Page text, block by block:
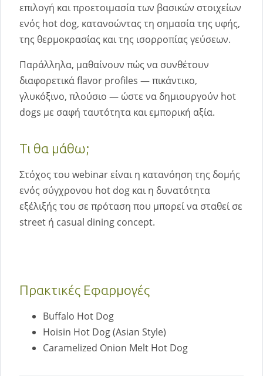
επιλογή και προετοιμασία των βασικών στοιχείων
ενός hot dog, κατανοώντας τη σημασία της υφής,
της θερμοκρασίας και της ισορροπίας γεύσεων.
Παράλληλα, μαθαίνουν πώς να συνθέτουν
διαφορετικά flavor profiles — πικάντικο,
γλυκόξινο, πλούσιο — ώστε να δημιουργούν hot
dogs με σαφή ταυτότητα και εμπορική αξία.
Τι θα μάθω;
Στόχος του webinar είναι η κατανόηση της δομής
ενός σύγχρονου hot dog και η δυνατότητα
εξέλιξής του σε πρόταση που μπορεί να σταθεί σε
street ή casual dining concept.
Πρακτικές Εφαρμογές
Buffalo Hot Dog
Hoisin Hot Dog (Asian Style)
Caramelized Onion Melt Hot Dog